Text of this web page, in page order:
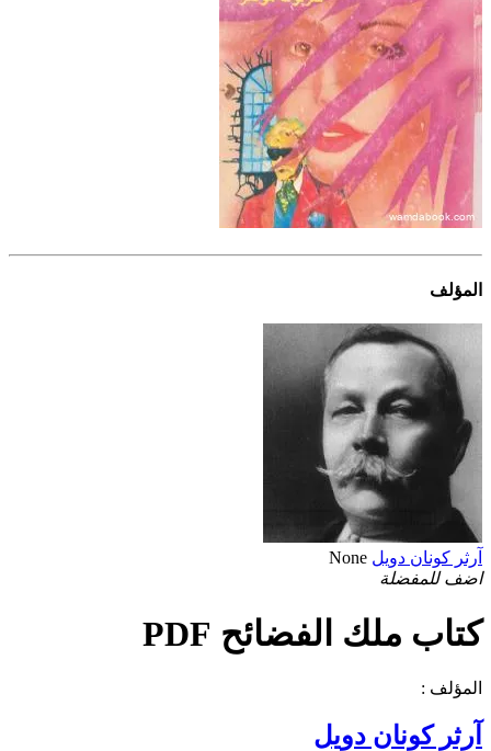
المؤلف
آرثر كونان دويل None
اضف للمفضلة
كتاب ملك الفضائح PDF
المؤلف :
آرثر كونان دويل